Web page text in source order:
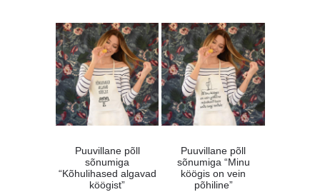
Puuvillane põll
sõnumiga
“Kõhulihased algavad
köögist”
Puuvillane põll
sõnumiga “Minu
köögis on vein
põhiline”